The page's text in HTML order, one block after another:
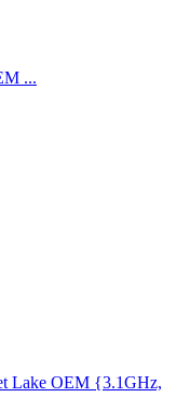
...
Lake OEM {3.1GHz,